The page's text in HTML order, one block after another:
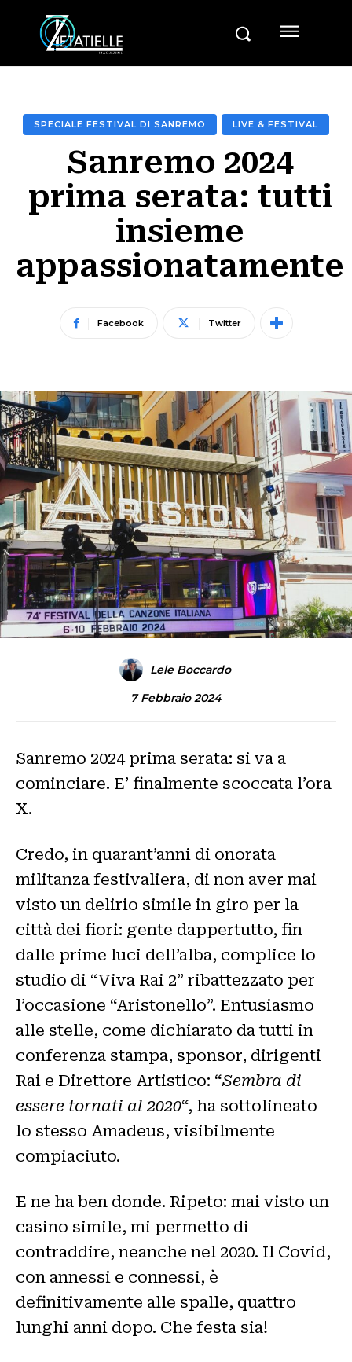
SPECIALE FESTIVAL DI SANREMO LIVE & FESTIVAL
Sanremo 2024
prima serata: tutti
insieme
appassionatamente
Facebook Twitter
Lele Boccardo
7 Febbraio 2024
Sanremo 2024 prima serata: si va a
cominciare. E’ finalmente scoccata l’ora
X.
Credo, in quarant’anni di onorata
militanza festivaliera, di non aver mai
visto un delirio simile in giro per la
città dei fiori: gente dappertutto, fin
dalle prime luci dell’alba, complice lo
studio di “Viva Rai 2” ribattezzato per
l’occasione “Aristonello”. Entusiasmo
alle stelle, come dichiarato da tutti in
conferenza stampa, sponsor, dirigenti
Rai e Direttore Artistico: “Sembra di
essere tornati al 2020“, ha sottolineato
lo stesso Amadeus, visibilmente
compiaciuto.
E ne ha ben donde. Ripeto: mai visto un
casino simile, mi permetto di
contraddire, neanche nel 2020. Il Covid,
con annessi e connessi, è
definitivamente alle spalle, quattro
lunghi anni dopo. Che festa sia!